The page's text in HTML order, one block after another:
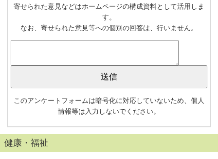
寄せられた意見などはホームページの構成資料として活用しま
す。
なお、寄せられた意見等への個別の回答は、行いません。
このアンケートフォームは暗号化に対応していないため、個人
情報等は入力しないでください。
健康・福祉